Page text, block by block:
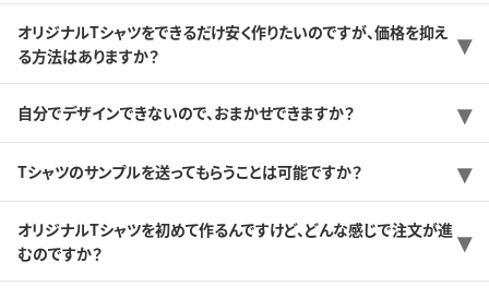
オリジナルTシャツをできるだけ安く作りたいのですが、価格を抑え
る方法はありますか？
自分でデザインできないので、おまかせできますか？
Tシャツのサンプルを送ってもらうことは可能ですか？
オリジナルTシャツを初めて作るんですけど、どんな感じで注文が進
むのですか？